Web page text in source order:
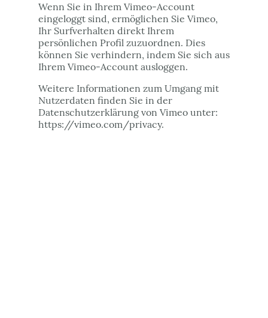
Wenn Sie in Ihrem Vimeo-Account
eingeloggt sind, ermöglichen Sie Vimeo,
Ihr Surfverhalten direkt Ihrem
persönlichen Profil zuzuordnen. Dies
können Sie verhindern, indem Sie sich aus
Ihrem Vimeo-Account ausloggen.
Weitere Informationen zum Umgang mit
Nutzerdaten finden Sie in der
Datenschutzerklärung von Vimeo unter:
https://vimeo.com/privacy.